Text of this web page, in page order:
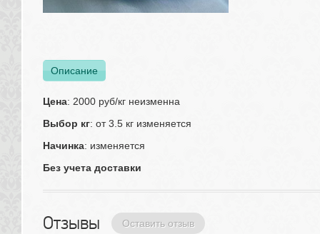
Описание
Цена: 2000 руб/кг неизменна
Выбор кг: от 3.5 кг изменяется
Начинка: изменяется
Без учета доставки
Отзывы Оставить отзыв